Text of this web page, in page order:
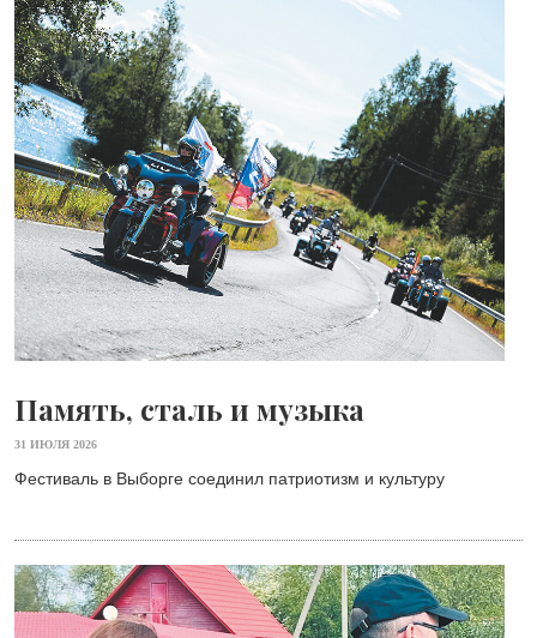
Память, сталь и музыка
31 ИЮЛЯ 2026
Фестиваль в Выборге соединил патриотизм и культуру